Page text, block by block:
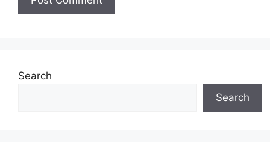
Search
Search